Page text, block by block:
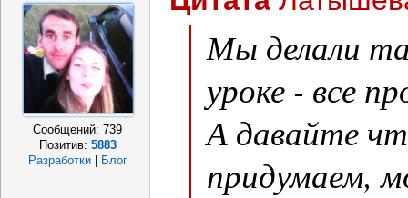
Сообщений:739
Позитив: 5883
Разработки
Блог
Мы делали
уроке - все
А давайте
придумаем,